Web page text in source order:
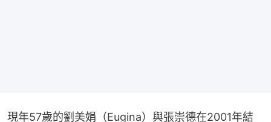
現年57歲的劉美娟（Eugina）與張崇德在2001年結